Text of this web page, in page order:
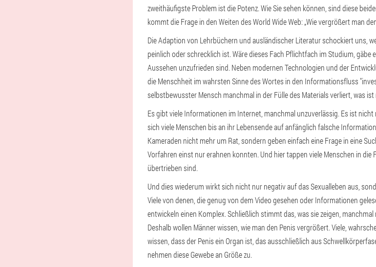
zweithäufigste Problem ist die Potenz. Wie Sie sehen können, sind diese
kommt die Frage in den Weiten des World Wide Web: „Wie vergrößert man
Die Adaption von Lehrbüchern und ausländischer Literatur schockiert uns,
peinlich oder schrecklich ist. Wäre dieses Fach Pflichtfach im Studium, gäbe
Aussehen unzufrieden sind. Neben modernen Technologien und der
die Menschheit im wahrsten Sinne des Wortes in den Informationsfluss
selbstbewusster Mensch manchmal in der Fülle des Materials verliert, was
Es gibt viele Informationen im Internet, manchmal unzuverlässig. Es ist
sich viele Menschen bis an ihr Lebensende auf anfänglich falsche
Kameraden nicht mehr um Rat, sondern geben einfach eine Frage in eine
Vorfahren einst nur erahnen konnten. Und hier tappen viele Menschen in
übertrieben sind.
Und dies wiederum wirkt sich nicht nur negativ auf das Sexualleben aus,
Viele von denen, die genug von dem Video gesehen oder Informationen
entwickeln einen Komplex. Schließlich stimmt das, was sie zeigen,
Deshalb wollen Männer wissen, wie man den Penis vergrößert. Viele,
wissen, dass der Penis ein Organ ist, das ausschließlich aus
nehmen diese Gewebe an Größe zu.